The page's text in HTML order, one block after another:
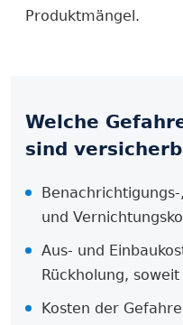
Produktmängel.
Welche
sind
und
Aus- und
Rückholung,
Kosten der